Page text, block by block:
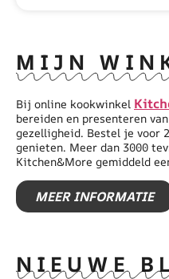
MIJN
Bij online kookwinkel
bereiden en presenteren
gezelligheid. Bestel je voor
genieten. Meer dan 3000
Kitchen&More gemiddeld
MEER INFORMATIE
NIEUWE